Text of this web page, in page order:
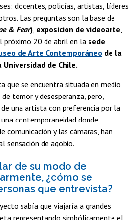
docentes, policías, artistas, líderes
Las preguntas son la base de
& Fear), exposición de videoarte,
próximo 20 de abril en la sede
de Arte Contemporáneo de la
de Chile.
que se encuentra situada en medio
temor y desesperanza, pero,
una artista con preferencia por la
contemporaneidad donde
comunicación y las cámaras, han
sensación de agobio.
de su modo de
¿cómo se
que entrevista?
sabía que viajaría a grandes
representando simbólicamente el